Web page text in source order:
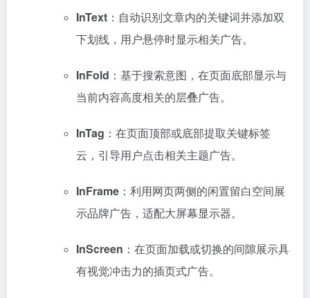
InText ：自动识别文章内的关键词并添加双
下划线，用户悬停时显示相关广告。
InFold ：基于搜索意图，在页面底部显示与
当前内容高度相关的层叠广告。
InTag ：在页面顶部或底部提取关键标签
云，引导用户点击相关主题广告。
InFrame ：利用网页两侧的闲置留白空间展
示品牌广告，适配大屏幕显示器。
InScreen ：在页面加载或切换的间隙展示具
有视觉冲击力的插页式广告。